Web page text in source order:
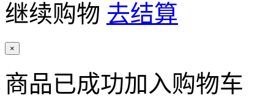
继续购物 去结算
×
商品已成功加入购物车